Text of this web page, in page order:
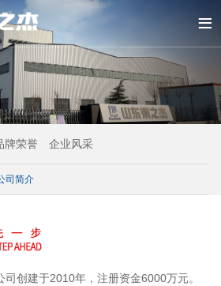
牌荣誉 企业风采
司简介
创建于2010年，注册资金6000万元。